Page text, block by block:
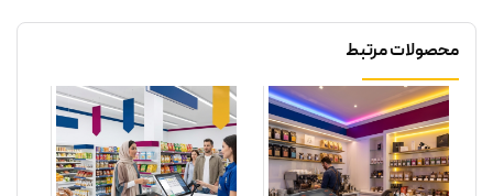
محصولات مرتبط